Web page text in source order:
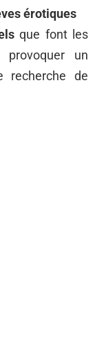
érotiques
que font les
un
recherche de